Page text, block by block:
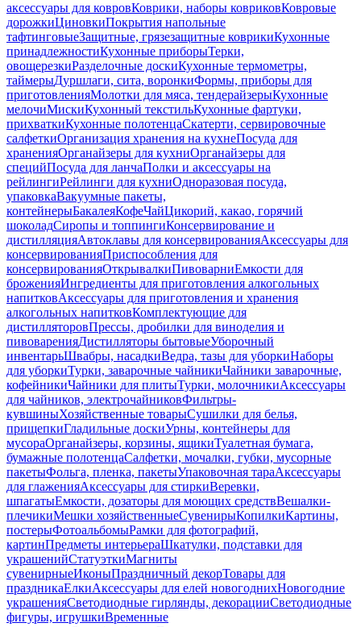
аксессуары для ковровКоврики, наборы ковриковКовровые
дорожкиЦиновкиПокрытия напольные
тафтинговыеЗащитные, грязезащитные коврикиКухонные
принадлежностиКухонные приборыТерки,
овощерезкиРазделочные доскиКухонные термометры,
таймерыДуршлаги, сита, воронкиФормы, приборы для
приготовленияМолотки для мяса, тендерайзерыКухонные
мелочиМискиКухонный текстильКухонные фартуки,
прихваткиКухонные полотенцаСкатерти, сервировочные
салфеткиОрганизация хранения на кухнеПосуда для
храненияОрганайзеры для кухниОрганайзеры для
специйПосуда для ланчаПолки и аксессуары на
рейлингиРейлинги для кухниОдноразовая посуда,
упаковкаВакуумные пакеты,
контейнерыБакалеяКофеЧайЦикорий, какао, горячий
шоколадСиропы и топпингиКонсервирование и
дистилляцияАвтоклавы для консервированияАксессуары для
консервированияПриспособления для
консервированияОткрывалкиПивоварниЕмкости для
броженияИнгредиенты для приготовления алкогольных
напитковАксессуары для приготовления и хранения
алкогольных напитковКомплектующие для
дистилляторовПрессы, дробилки для виноделия и
пивоваренияДистилляторы бытовыеУборочный
инвентарьШвабры, насадкиВедра, тазы для уборкиНаборы
для уборкиТурки, заварочные чайникиЧайники заварочные,
кофейникиЧайники для плитыТурки, молочникиАксессуары
для чайников, электрочайниковФильтры-
кувшиныХозяйственные товарыСушилки для белья,
прищепкиГладильные доскиУрны, контейнеры для
мусораОрганайзеры, корзины, ящикиТуалетная бумага,
бумажные полотенцаСалфетки, мочалки, губки, мусорные
пакетыФольга, пленка, пакетыУпаковочная тараАксессуары
для глаженияАксессуары для стиркиВеревки,
шпагатыЕмкости, дозаторы для моющих средствВешалки-
плечикиМешки хозяйственныеСувенирыКопилкиКартины,
постерыФотоальбомыРамки для фотографий,
картинПредметы интерьераШкатулки, подставки для
украшенийСтатуэткиМагниты
сувенирныеИконыПраздничный декорТовары для
праздникаЕлкиАксессуары для елей новогоднихНовогодние
украшенияСветодиодные гирлянды, декорацииСветодиодные
фигуры, игрушкиВременные